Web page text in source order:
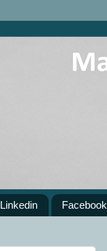
Linkedin Facebook